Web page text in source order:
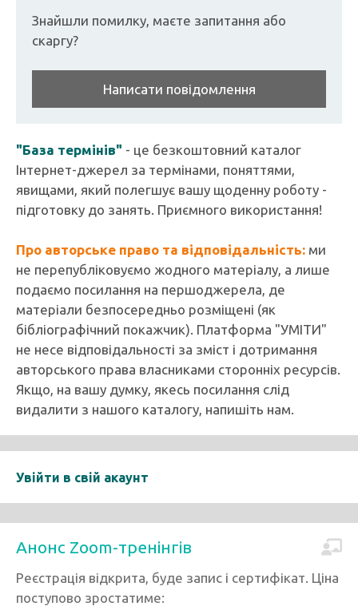
Знайшли помилку, маєте запитання або
скаргу?
Написати повідомлення
"База термінів" - це безкоштовний каталог
Інтернет-джерел за термінами, поняттями,
явищами, який полегшує вашу щоденну роботу -
підготовку до занять. Приємного використання!
Про авторське право та відповідальність: ми
не перепубліковуємо жодного матеріалу, а лише
подаємо посилання на першоджерела, де
матеріали безпосередньо розміщені (як
бібліографічний покажчик). Платформа "УМІТИ"
не несе відповідальності за зміст і дотримання
авторського права власниками сторонніх ресурсів.
Якщо, на вашу думку, якесь посилання слід
видалити з нашого каталогу, напишіть нам.
Увійти в свій акаунт
Анонс Zoom-тренінгів
Реєстрація відкрита, буде запис і сертифікат. Ціна
поступово зростатиме: